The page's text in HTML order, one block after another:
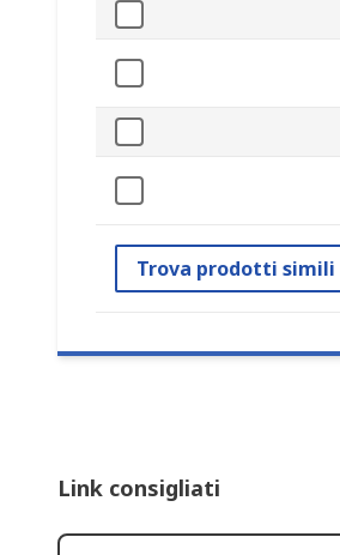
Trova prodotti simili
Link consigliati